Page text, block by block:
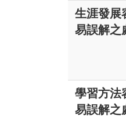
生涯發展
易誤解之
學習方法
易誤解之